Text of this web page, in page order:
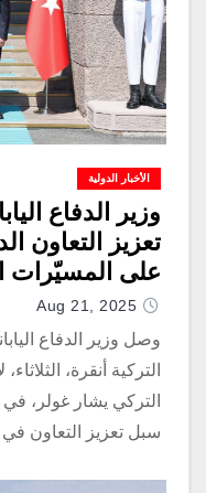
الأخبار الدولية
وزير الدفاع
تعزيز التعاون
على المسيّرات
Aug 21, 2025
وصل وزير الدفاع
التركية أنقرة،
التركي يشار غولر،
سبل تعزيز التعاون